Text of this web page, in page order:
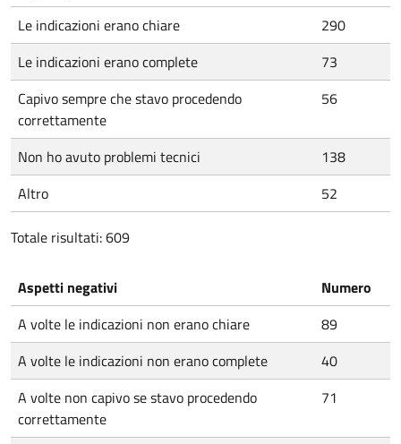
Le indicazioni erano chiare
290
Le indicazioni erano complete
73
Capivo sempre che stavo procedendo
correttamente
56
Non ho avuto problemi tecnici
138
Altro
52
Totale risultati: 609
Aspetti negativi
Numero
A volte le indicazioni non erano chiare
89
A volte le indicazioni non erano complete
40
A volte non capivo se stavo procedendo
correttamente
71